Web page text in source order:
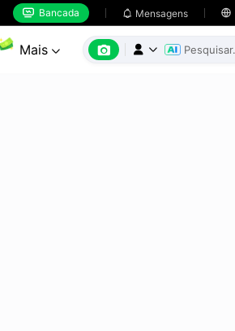
 Bancada  Mensagens 
Mais    